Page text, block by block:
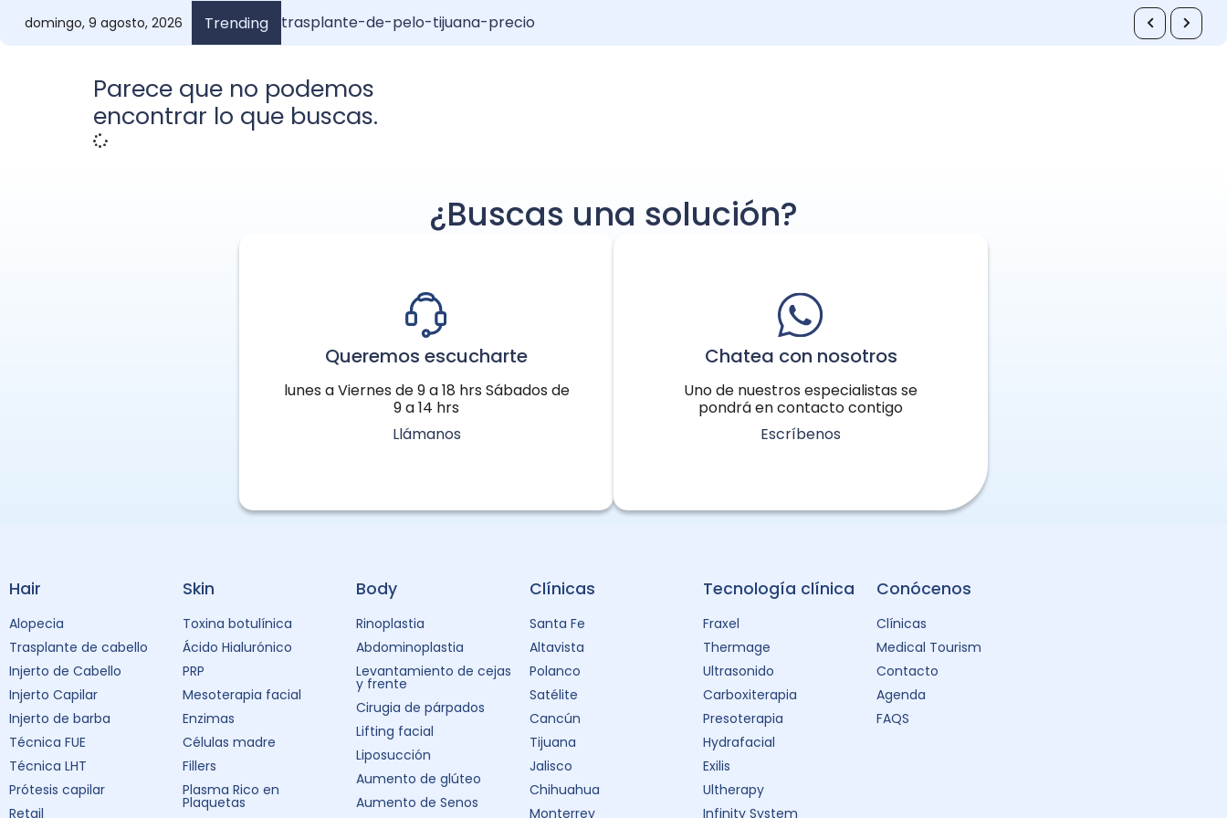
domingo, 9 agosto, 2026 Trending trasplante-de-pelo-tijuana-precio
Injerto de Pelo Anuel: Resultados y Recuperación
¿Cuánto vale un injerto de pelo?: Guía completa
Anuel y su injerto de pelo: Increíble transformación
Parece que no podemos
encontrar lo que buscas.
¿Buscas una solución?
Queremos escucharte
lunes a Viernes de 9 a 18 hrs Sábados de
9 a 14 hrs
Llámanos
Chatea con nosotros
Uno de nuestros especialistas se
pondrá en contacto contigo
Escríbenos
Hair
Alopecia
Trasplante de cabello
Injerto de Cabello
Injerto Capilar
Injerto de barba
Técnica FUE
Técnica LHT
Prótesis capilar
Retail
Skin
Toxina botulínica
Ácido Hialurónico
PRP
Mesoterapia facial
Enzimas
Células madre
Fillers
Plasma Rico en
Plaquetas
Body
Rinoplastia
Abdominoplastia
Levantamiento de cejas
y frente
Cirugia de párpados
Lifting facial
Liposucción
Aumento de glúteo
Aumento de Senos
Clínicas
Santa Fe
Altavista
Polanco
Satélite
Cancún
Tijuana
Jalisco
Chihuahua
Monterrey
Tecnología clínica
Fraxel
Thermage
Ultrasonido
Carboxiterapia
Presoterapia
Hydrafacial
Exilis
Ultherapy
Infinity System
Conócenos
Clínicas
Medical Tourism
Contacto
Agenda
FAQS